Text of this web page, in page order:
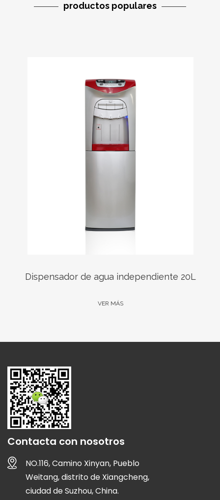
productos populares
Dispensador de agua independiente 20L
VER MÁS
Contacta con nosotros
NO.116, Camino Xinyan, Pueblo
Weitang, distrito de Xiangcheng,
ciudad de Suzhou, China.